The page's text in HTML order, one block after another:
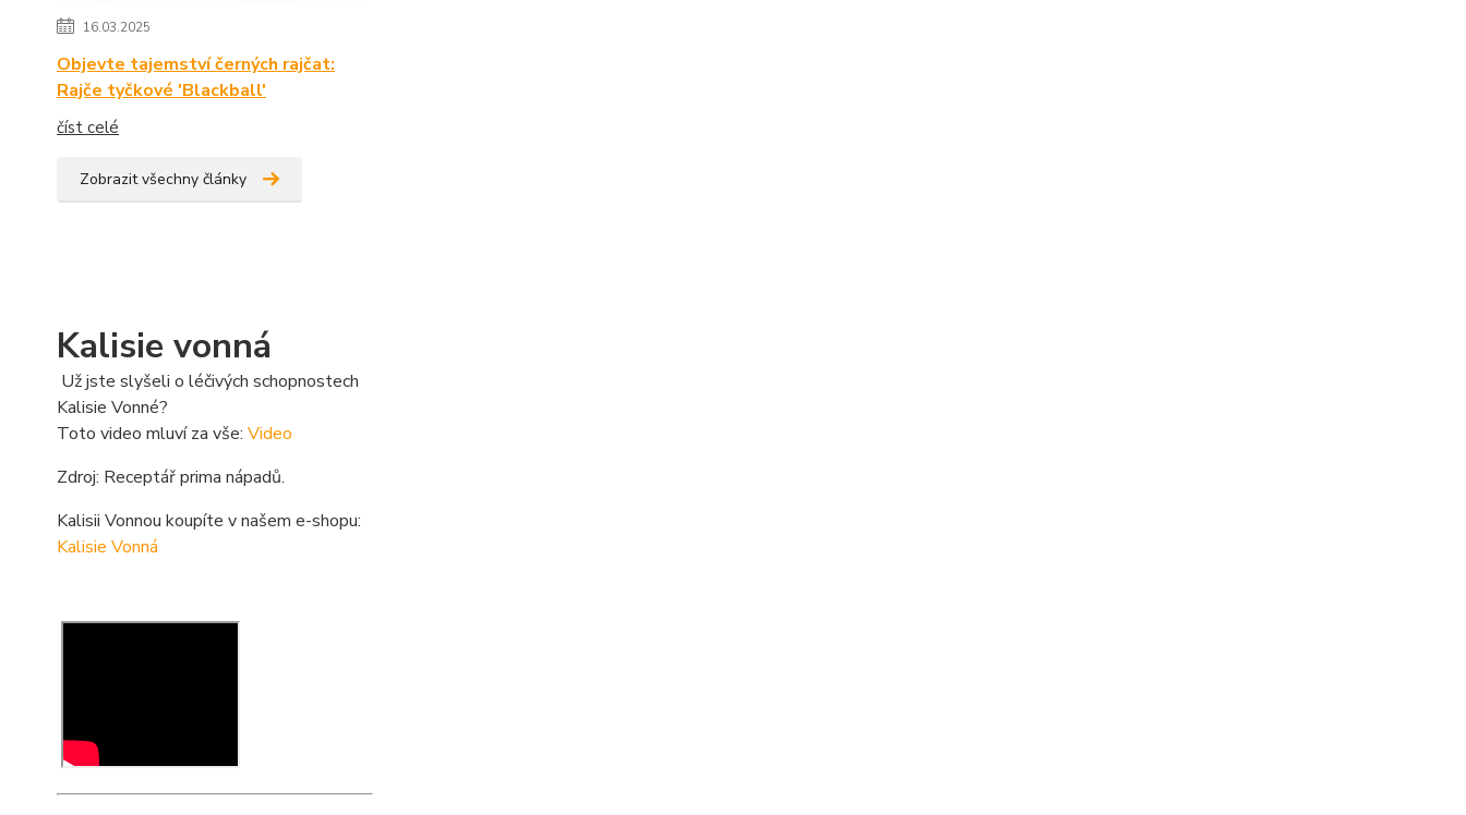
16.03.2025
Objevte tajemství černých rajčat:
Rajče tyčkové 'Blackball'
číst celé
Zobrazit všechny články
Kalisie vonná
Už jste slyšeli o léčivých schopnostech
Kalisie Vonné?
Toto video mluví za vše: Video
Zdroj: Receptář prima nápadů.
Kalisii Vonnou koupíte v našem e-shopu:
Kalisie Vonná